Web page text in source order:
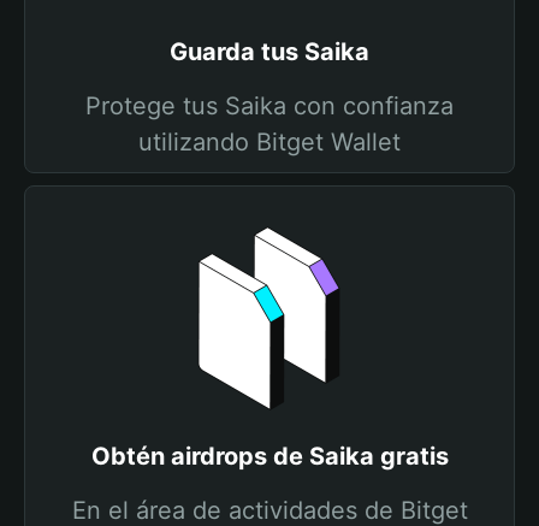
Guarda tus Saika
Protege tus Saika con confianza
utilizando Bitget Wallet
Obtén airdrops de Saika gratis
En el área de actividades de Bitget